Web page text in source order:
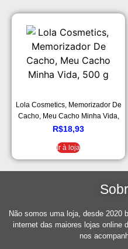
Lola Cosmetics, Memorizador De
Cacho, Meu Cacho Minha Vida,
500 g
R$18,93
Ir à loja
Não somos uma loja, desde 2020
internet das maiores lojas online
nos